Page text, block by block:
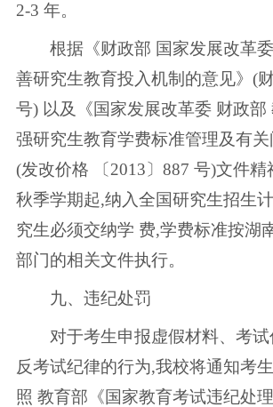
2-3 年。
根据《财政部 国家发展改革委
善研究生教育投入机制的意见》(
号) 以及《国家发展改革委 财政部
强研究生教育学费标准管理及有关
(发改价格 〔2013〕887 号)文件精
秋季学期起,纳入全国研究生招生
究生必须交纳学 费,学费标准按湖
部门的相关文件执行。
九、违纪处罚
对于考生申报虚假材料、考试
反考试纪律的行为,我校将通知考
照 教育部《国家教育考试违纪处